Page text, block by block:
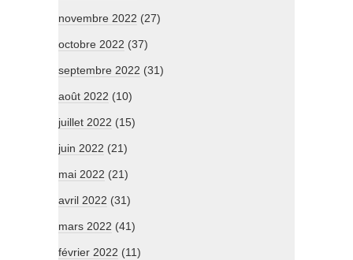
novembre 2022 (27)
octobre 2022 (37)
septembre 2022 (31)
août 2022 (10)
juillet 2022 (15)
juin 2022 (21)
mai 2022 (21)
avril 2022 (31)
mars 2022 (41)
février 2022 (11)